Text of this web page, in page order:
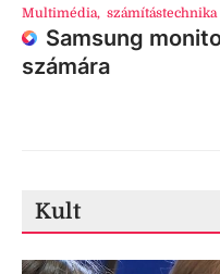
Multimédia, számítástechnika
Samsung
számára
Kult